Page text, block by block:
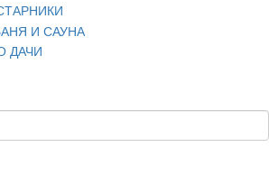
И САУНА
ДАЧИ